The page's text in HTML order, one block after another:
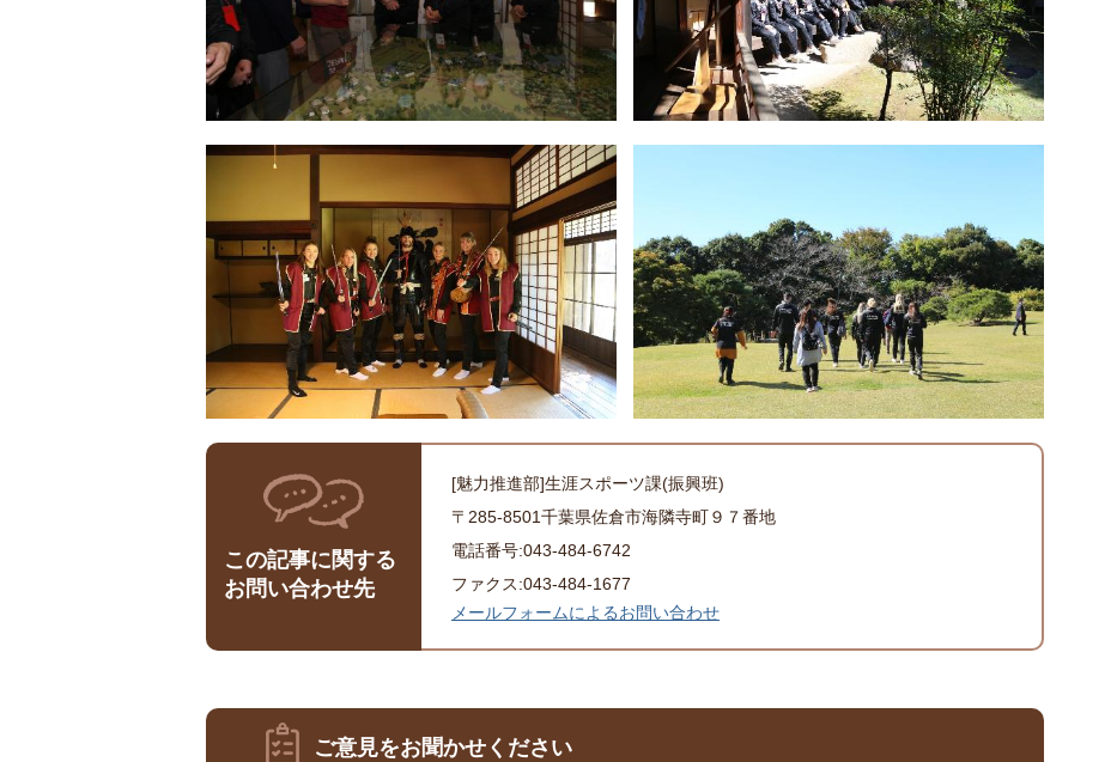
この記事に関する
お問い合わせ先
[魅力推進部]生涯スポーツ課(振興班)
〒285-8501千葉県佐倉市海隣寺町９７番地
電話番号:043-484-6742
ファクス:043-484-1677
メールフォームによるお問い合わせ
ご意見をお聞かせください